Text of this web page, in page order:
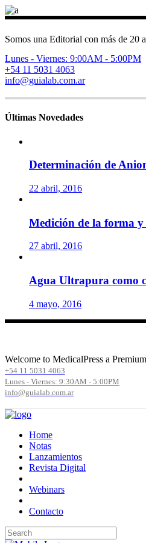
Somos una Editorial con más de 20
Lunes - Viernes: 9:00AM - 5:00PM
+54 11 5031 4063
info@guialab.com.ar
Últimas Novedades
Determinación de
22 abril, 2016
Medición de la forma
27 abril, 2016
Agua Ultrapura como
4 mayo, 2016
Welcome to MedicalPress a
+54 11 5031 4063
Lunes - Viernes: 9:30AM - 5:00PM
info@guialab.com.ar
Home
Notas
Lanzamientos
Revista Digital
Webinars
Contacto